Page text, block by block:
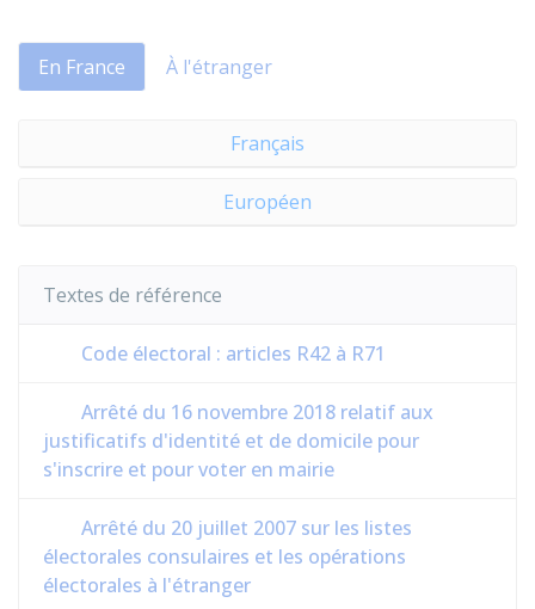
En France À l'étranger
Français
Européen
Textes de référence
Code électoral : articles R42 à R71
Arrêté du 16 novembre 2018 relatif aux
justificatifs d'identité et de domicile pour
s'inscrire et pour voter en mairie
Arrêté du 20 juillet 2007 sur les listes
électorales consulaires et les opérations
électorales à l'étranger